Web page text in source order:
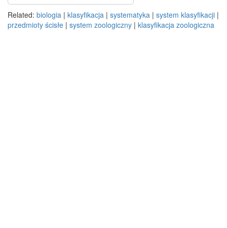
Related: biologia | klasyfikacja | systematyka | system klasyfikacji |
przedmioty ścisłe | system zoologiczny | klasyfikacja zoologiczna